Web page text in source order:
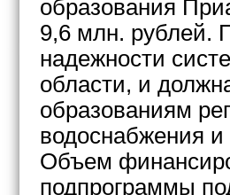
образования
9,6 млн. рублей.
надежности
области, и
образованиям
водоснабжения и
Объем
подпрограммы